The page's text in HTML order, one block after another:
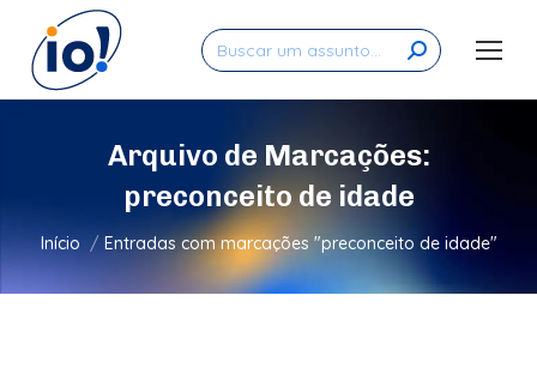
Search:
Arquivo de Marcações:
preconceito de idade
Você está aqui:
Início Entradas com marcações "preconceito de idade"